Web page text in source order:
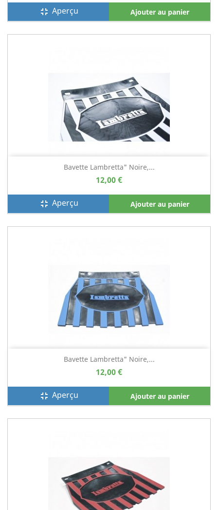
fullscreen_exit Aperçu Ajouter au panier
Bavette Lambretta" Noire,...
12,00 €
fullscreen_exit Aperçu Ajouter au panier
Bavette Lambretta" Noire,...
12,00 €
fullscreen_exit Aperçu Ajouter au panier